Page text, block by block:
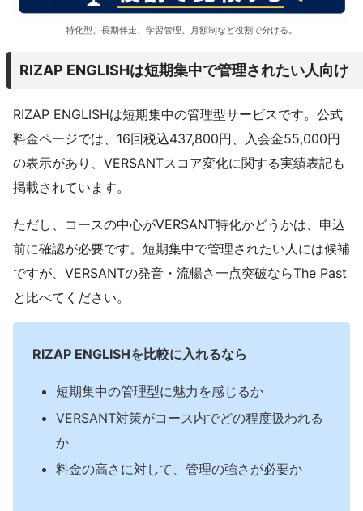
特化型、長期伴走、学習管理、月額制など役割で分ける。
RIZAP ENGLISHは短期集中で管理されたい人向け
RIZAP ENGLISHは短期集中の管理型サービスです。公式
料金ページでは、16回税込437,800円、入会金55,000円
の表示があり、VERSANTスコア変化に関する実績表記も
掲載されています。
ただし、コースの中心がVERSANT特化かどうかは、申込
前に確認が必要です。短期集中で管理されたい人には候補
ですが、VERSANTの発音・流暢さ一点突破ならThe Past
と比べてください。
RIZAP ENGLISHを比較に入れるなら
短期集中の管理型に魅力を感じるか
VERSANT対策がコース内でどの程度扱われる
か
料金の高さに対して、管理の強さが必要か